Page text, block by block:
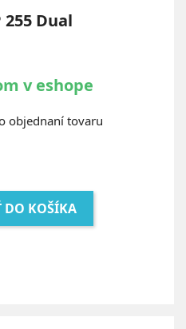
Dual
v eshope
objednaní tovaru
DO KOŠÍKA